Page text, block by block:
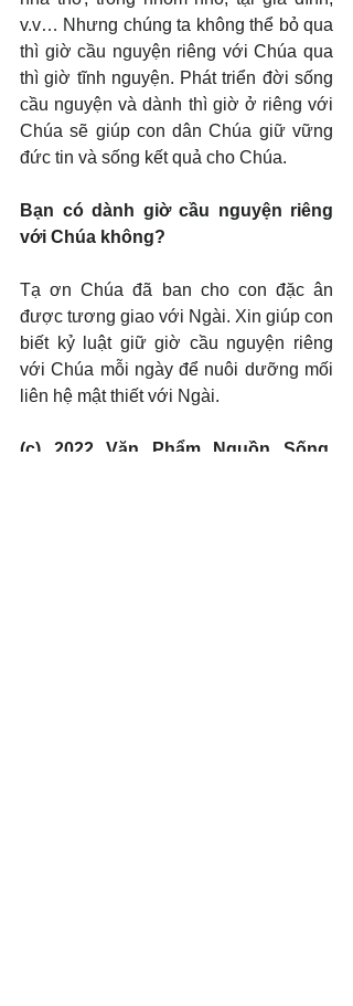
v.v… Nhưng chúng ta không thể bỏ qua
thì giờ cầu nguyện riêng với Chúa qua
thì giờ tĩnh nguyện. Phát triển đời sống
cầu nguyện và dành thì giờ ở riêng với
Chúa sẽ giúp con dân Chúa giữ vững
đức tin và sống kết quả cho Chúa.
Bạn có dành giờ cầu nguyện riêng
với Chúa không?
Tạ ơn Chúa đã ban cho con đặc ân
được tương giao với Ngài. Xin giúp con
biết kỷ luật giữ giờ cầu nguyện riêng
với Chúa mỗi ngày để nuôi dưỡng mối
liên hệ mật thiết với Ngài.
(c) 2022 Văn Phẩm Nguồn Sống.